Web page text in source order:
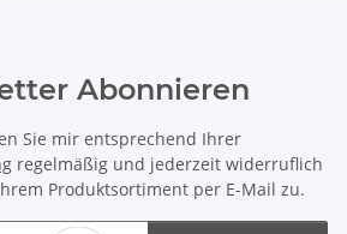
Abonnieren
Sie mir entsprechend Ihrer
regelmäßig und jederzeit widerruflich
Produktsortiment per E-Mail zu.